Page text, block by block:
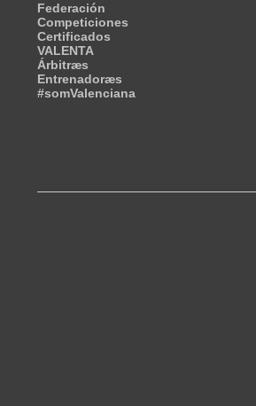
Federación
Competiciones
Certificados
VALENTA
Árbitræs
Entrenadoræs
#somValenciana